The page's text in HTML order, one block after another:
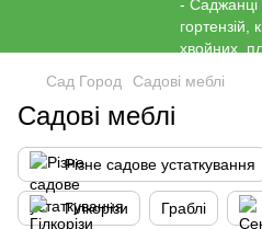
Сад Город Садові меблі
Садові меблі
Різне садове устаткування
Гілкорізи Граблі